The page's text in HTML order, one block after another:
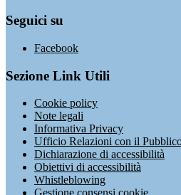
Seguici su
Facebook
Sezione Link Utili
Cookie policy
Note legali
Informativa Privacy
Ufficio Relazioni con il
Dichiarazione di accessibilità
Obiettivi di accessibilità
Whistleblowing